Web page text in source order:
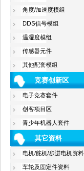
角度/加速度模组
DDS信号模组
温湿度模组
传感器元件
其他配套模组
竞赛创新区
电子竞赛套件
创客项目区
青少年机器人套件
其它资料
电机/舵机/步进电机资料
车轮及固定件资料